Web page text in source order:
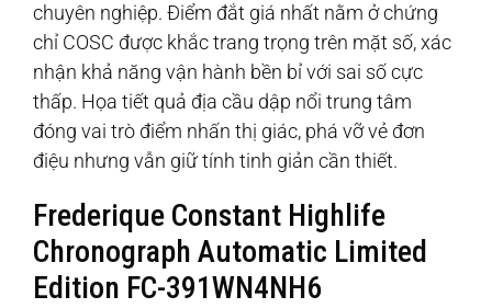
chuyên nghiệp. Điểm đắt giá nhất nằm ở chứng
chỉ COSC được khắc trang trọng trên mặt số, xác
nhận khả năng vận hành bền bỉ với sai số cực
thấp. Họa tiết quả địa cầu dập nổi trung tâm
đóng vai trò điểm nhấn thị giác, phá vỡ vẻ đơn
điệu nhưng vẫn giữ tính tinh giản cần thiết.
Frederique Constant Highlife
Chronograph Automatic Limited
Edition FC-391WN4NH6